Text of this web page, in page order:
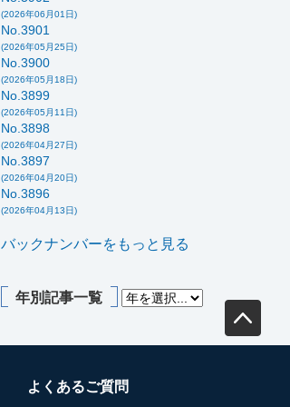
(2026年06月01日)
No.3901
(2026年05月25日)
No.3900
(2026年05月18日)
No.3899
(2026年05月11日)
No.3898
(2026年04月27日)
No.3897
(2026年04月20日)
No.3896
(2026年04月13日)
バックナンバーをもっと見る
年別記事一覧
よくあるご質問